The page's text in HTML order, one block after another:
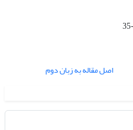
اصل مقاله به زبان دوم